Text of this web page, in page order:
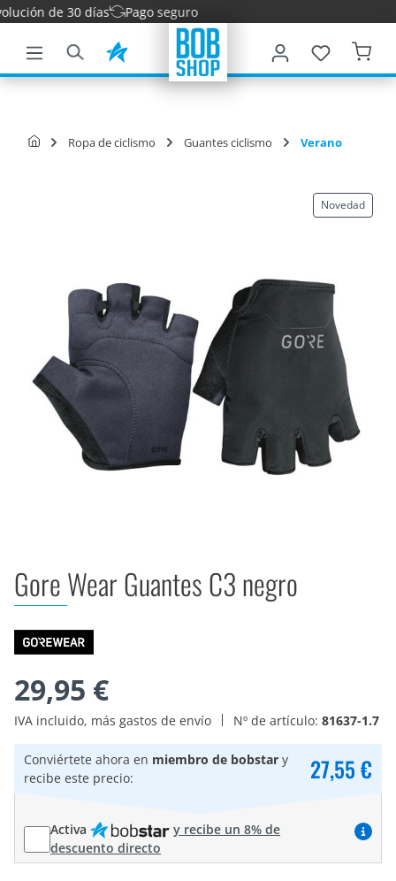
principal
de 30 días Pago seguro
Ropa de ciclismo Guantes ciclismo Verano
Novedad
Gore Wear Guantes C3 negro
29,95 €
IVA incluido, más gastos de envío Nº de artículo: 81637-1.7
Conviértete ahora en miembro de bobstar y
recibe este precio:
27,55 €
Activa
y recibe un 8% de
descuento directo